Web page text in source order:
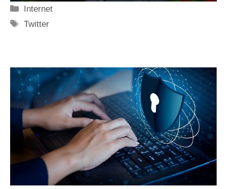
Categorie
Internet
Tag
Twitter